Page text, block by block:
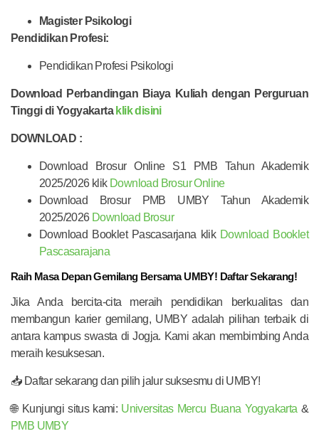
Magister Psikologi
Pendidikan Profesi:
Pendidikan Profesi Psikologi
Download Perbandingan Biaya Kuliah dengan Perguruan
Tinggi di Yogyakarta klik disini
DOWNLOAD :
Download Brosur Online S1 PMB Tahun Akademik
2025/2026 klik Download Brosur Online
Download Brosur PMB UMBY Tahun Akademik
2025/2026 Download Brosur
Download Booklet Pascasarjana klik Download Booklet
Pascasarajana
Raih Masa Depan Gemilang Bersama UMBY! Daftar Sekarang!
Jika Anda bercita-cita meraih pendidikan berkualitas dan
membangun karier gemilang, UMBY adalah pilihan terbaik di
antara kampus swasta di Jogja. Kami akan membimbing Anda
meraih kesuksesan.
📥 Daftar sekarang dan pilih jalur suksesmu di UMBY!
🌐 Kunjungi situs kami: Universitas Mercu Buana Yogyakarta &
PMB UMBY